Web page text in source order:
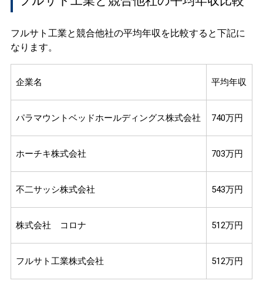
フルサト工業と競合他社の平均年収を比較すると下記に
なります。
企業名 平均年収
パラマウントベッドホールディングス株式会社 740万円
ホーチキ株式会社 703万円
不二サッシ株式会社 543万円
株式会社 コロナ 512万円
フルサト工業株式会社 512万円